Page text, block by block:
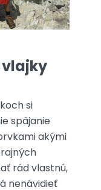
vlajky
si
spájanie
akými
rád vlastnú,
nenávidieť